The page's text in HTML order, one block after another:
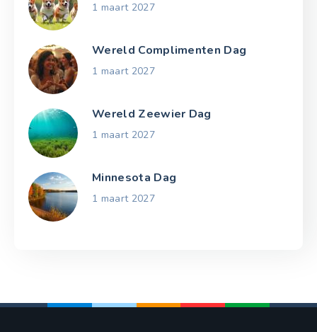
1 maart 2027
Wereld Complimenten Dag
1 maart 2027
Wereld Zeewier Dag
1 maart 2027
Minnesota Dag
1 maart 2027